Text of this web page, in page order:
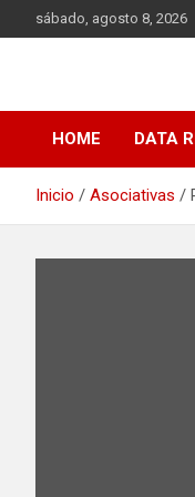
al
sábado, agosto 8, 2026
DATA
HOME DATA
Inicio Asociativas